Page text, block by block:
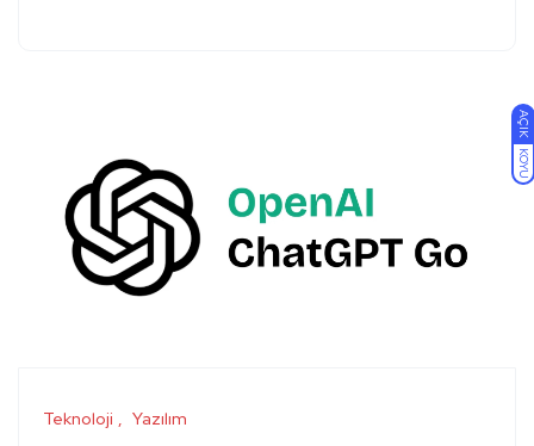
AÇIK
KOYU
Teknoloji Yazılım